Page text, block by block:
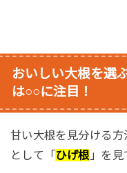
おいしい大根を選
は○○に注目！
甘い大根を見分ける方
として「ひげ根 」を見